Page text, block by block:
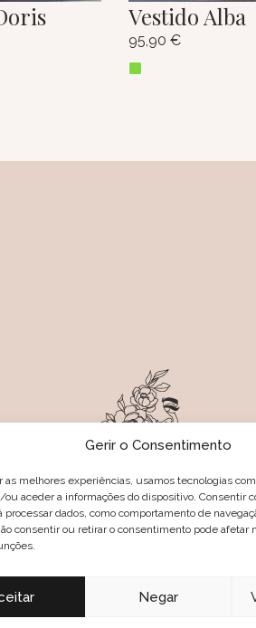
Gerir o Consentimento
as melhores experiências, usamos tecnologias
aceder a informações do dispositivo. Consentir
processar dados, como comportamento de
consentir ou retirar o consentimento pode afetar
Negar
Vestido Alba
95,90 €
NAS REDES SOCIAIS
Política de troca e devolução